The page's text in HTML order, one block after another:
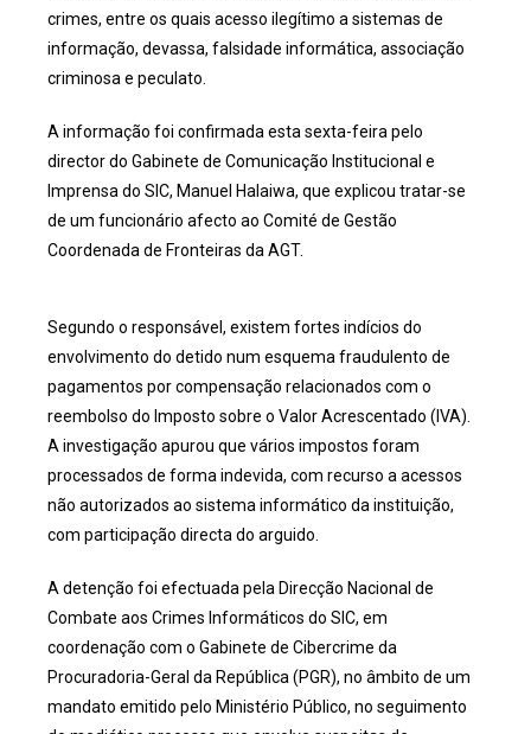
crimes, entre os quais acesso ilegítimo a sistemas de
informação, devassa, falsidade informática, associação
criminosa e peculato.
A informação foi confirmada esta sexta-feira pelo
director do Gabinete de Comunicação Institucional e
Imprensa do SIC, Manuel Halaiwa, que explicou tratar-se
de um funcionário afecto ao Comité de Gestão
Coordenada de Fronteiras da AGT.
Segundo o responsável, existem fortes indícios do
envolvimento do detido num esquema fraudulento de
pagamentos por compensação relacionados com o
reembolso do Imposto sobre o Valor Acrescentado (IVA).
A investigação apurou que vários impostos foram
processados de forma indevida, com recurso a acessos
não autorizados ao sistema informático da instituição,
com participação directa do arguido.
A detenção foi efectuada pela Direcção Nacional de
Combate aos Crimes Informáticos do SIC, em
coordenação com o Gabinete de Cibercrime da
Procuradoria-Geral da República (PGR), no âmbito de um
mandato emitido pelo Ministério Público, no seguimento